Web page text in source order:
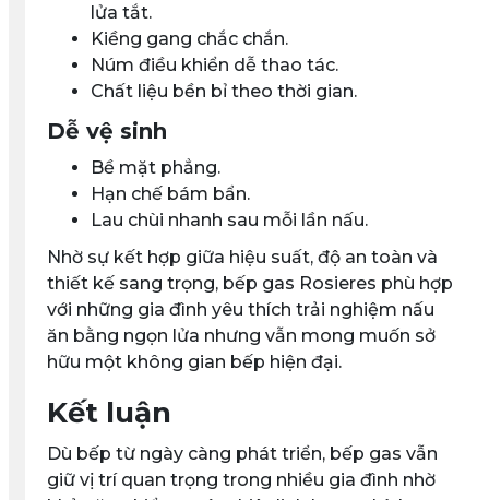
lửa tắt.
Kiềng gang chắc chắn.
Núm điều khiển dễ thao tác.
Chất liệu bền bỉ theo thời gian.
Dễ vệ sinh
Bề mặt phẳng.
Hạn chế bám bẩn.
Lau chùi nhanh sau mỗi lần nấu.
Nhờ sự kết hợp giữa hiệu suất, độ an toàn và
thiết kế sang trọng, bếp gas Rosieres phù hợp
với những gia đình yêu thích trải nghiệm nấu
ăn bằng ngọn lửa nhưng vẫn mong muốn sở
hữu một không gian bếp hiện đại.
Kết luận
Dù bếp từ ngày càng phát triển, bếp gas vẫn
giữ vị trí quan trọng trong nhiều gia đình nhờ